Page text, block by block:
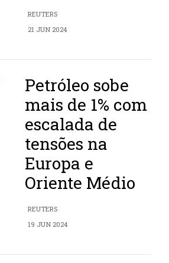
REUTERS
21 JUN 2024
Petróleo sobe
mais de 1% com
escalada de
tensões na
Europa e
Oriente Médio
REUTERS
19 JUN 2024